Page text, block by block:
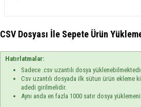
CSV Dosyası İle Sepete Ürün
Hatırlatmalar:
Sadece .csv uzantılı dosya
Csv uzantılı dosyada ilk sütun ürün ekleme
adedi girilmelidir.
Aynı anda en fazla 1000 satır dosya